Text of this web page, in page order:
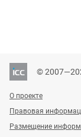
©
О проекте
Правовая
Размещение